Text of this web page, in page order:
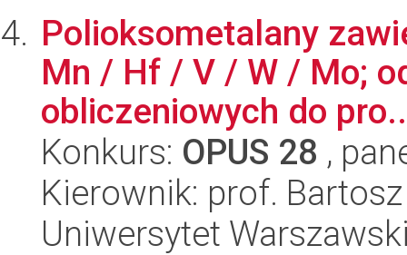
Polioksometalany
Mn / Hf / V / W / Mo;
obliczeniowych do
Konkurs: OPUS 28 ,
Kierownik: prof.
Uniwersytet